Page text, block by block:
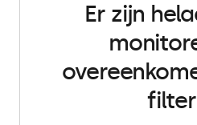
Er zijn